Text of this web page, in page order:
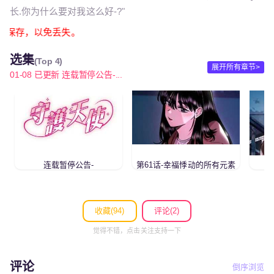
长.你为什么要对我这么好-?"
存，以免丢失。
选集(Top 4)
01-08 已更新 连载暂停公告-...
展开所有章节>
连载暂停公告- 第61话-幸福悸动的所有元素
收藏(94) 评论(2)
觉得不错，点击关注支持一下
评论 倒序浏览